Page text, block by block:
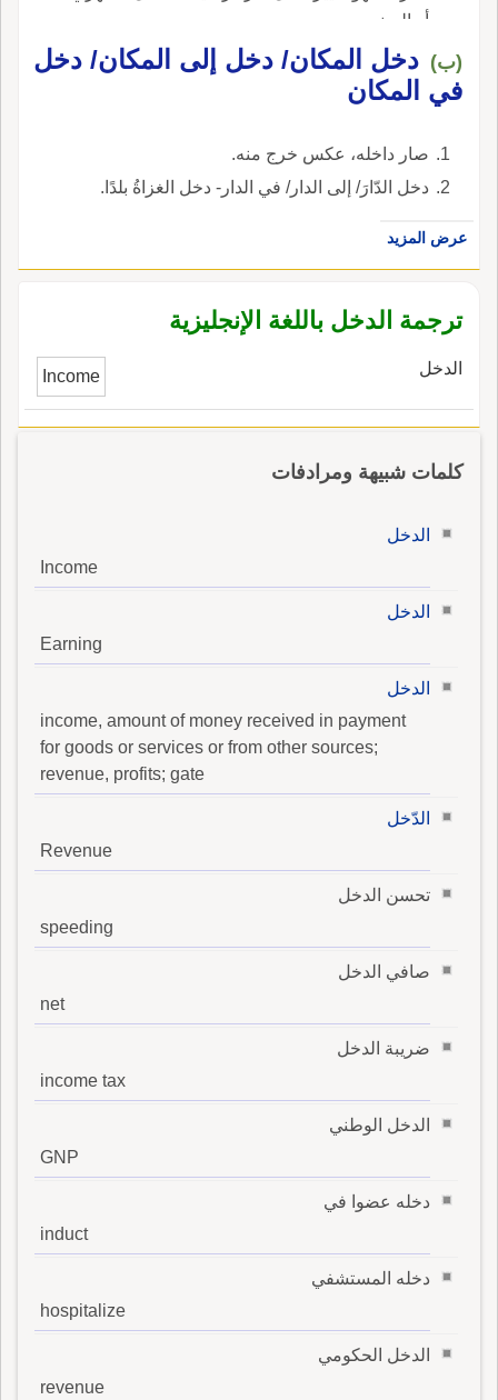
أو السنوي.
(ب) دخل المكان/ دخل إلى المكان/ دخل
في المكان
صار داخله، عكس خرج منه.
دخل الدّارَ/ إلى الدار/ في الدار- دخل الغزاةُ بلدًا.
عرض المزيد
ترجمة الدخل باللغة الإنجليزية
الدخل Income
كلمات شبيهة ومرادفات
الدخل
Income
الدخل
Earning
الدخل
income, amount of money received in payment
for goods or services or from other sources;
revenue, profits; gate
الدّخل
Revenue
تحسن الدخل
speeding
صافي الدخل
net
ضريبة الدخل
income tax
الدخل الوطني
GNP
دخله عضوا في
induct
دخله المستشفي
hospitalize
الدخل الحكومي
revenue